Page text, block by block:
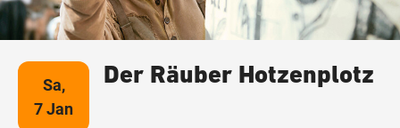
Sa,
7 Jan
Der Räuber Hotzenplotz